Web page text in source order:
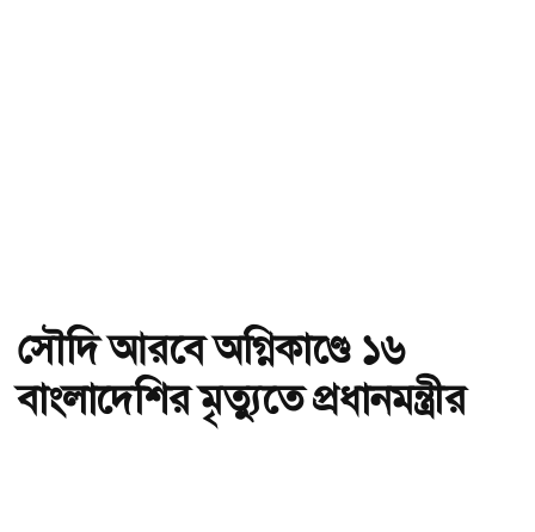
সৌদি আরবে অগ্নিকাণ্ডে ১৬
বাংলাদেশির মৃত্যুতে প্রধানমন্ত্রীর